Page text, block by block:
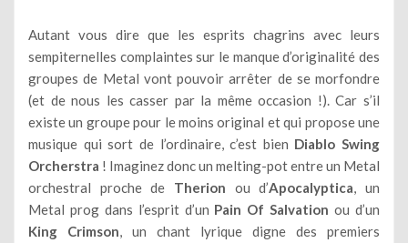
Autant vous dire que les esprits chagrins avec leurs
sempiternelles complaintes sur le manque d’originalité des
groupes de Metal vont pouvoir arrêter de se morfondre
(et de nous les casser par la même occasion !). Car s’il
existe un groupe pour le moins original et qui propose une
musique qui sort de l’ordinaire, c’est bien Diablo Swing
Orcherstra ! Imaginez donc un melting-pot entre un Metal
orchestral proche de Therion ou d’Apocalyptica, un
Metal prog dans l’esprit d’un Pain Of Salvation ou d’un
King Crimson, un chant lyrique digne des premiers